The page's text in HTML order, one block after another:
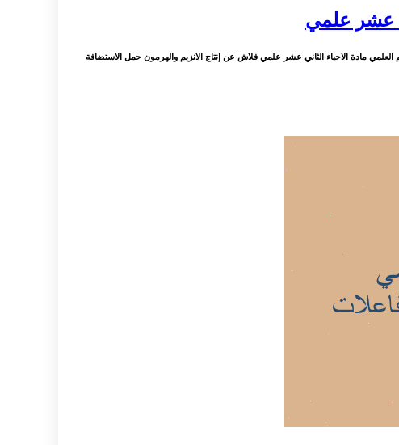
عشر علمي
مادة الاحياء الثاني عشر علمي فلاش عن إنتاج الانزيم والهرمون حمل الاستضافة